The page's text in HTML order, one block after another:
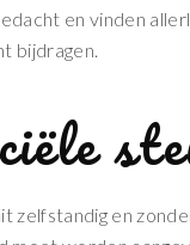
en vinden
bijdragen.
zelfstandig en